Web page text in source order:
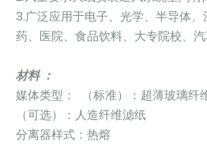
3.广泛应用于电子、光学、半导体
药、医院、食品饮料、大专院校、汽
材料 ：
媒体类型： （标准）：超薄玻璃纤
（可选）：人造纤维滤纸
分离器样式：热熔